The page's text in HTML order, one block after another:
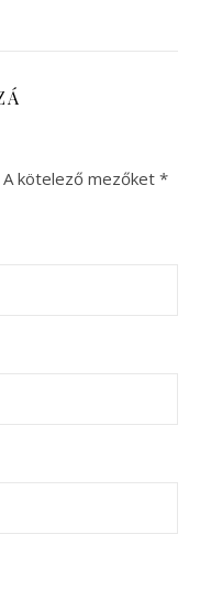
A kötelező mezőket *